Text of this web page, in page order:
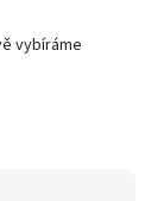
vybíráme